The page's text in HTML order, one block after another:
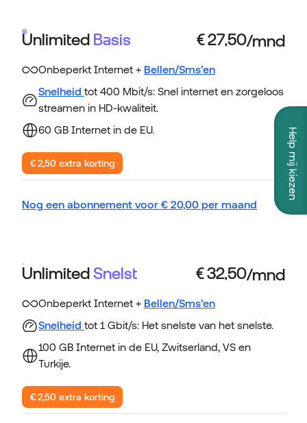
Unlimited Basis
Onbeperkt Internet + Bellen/Sms’en
Snelheid tot 400 Mbit/s: Snel internet en zorgeloos
streamen in HD-kwaliteit.
60 GB Internet in de EU.
€ 2,50 extra korting
Nog een abonnement voor € 20,00 per maand
UnlimitedSnelst
Onbeperkt Internet + Bellen/Sms’en
Snelheid tot 1 Gbit/s: Het snelste van het snelste.
100 GB Internet in de EU, Zwitserland, VS en
Turkije.
€ 2,50 extra korting
Help mij kiezen